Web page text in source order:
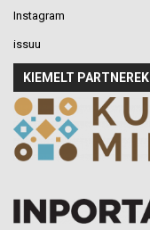
Instagram
issuu
KIEMELT PARTNEREK